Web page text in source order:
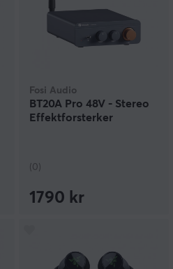
Fosi Audio
BT20A Pro 48V - Stereo
Effektforsterker
(0)
1790 kr